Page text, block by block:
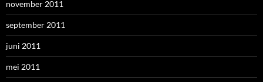
november 2011
september 2011
juni 2011
mei 2011